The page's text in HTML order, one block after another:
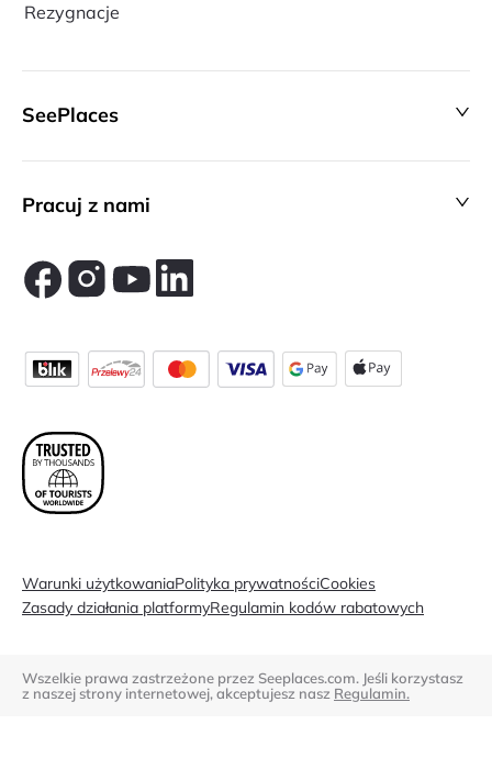
Rezygnacje
SeePlaces
Pracuj z nami
Warunki użytkowaniaPolityka prywatnościCookies
Zasady działania platformyRegulamin kodów rabatowych
Wszelkie prawa zastrzeżone przez Seeplaces.com. Jeśli korzystasz
z naszej strony internetowej, akceptujesz nasz Regulamin.